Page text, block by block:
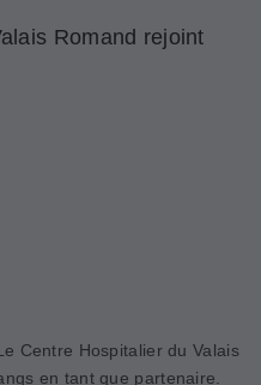
Romand rejoint
Centre Hospitalier du Valais
en tant que partenaire.